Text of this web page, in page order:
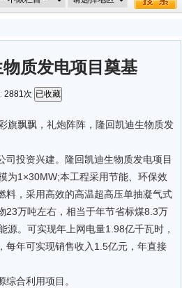
质发电项目奠基
2881次 已收藏
旗飘飘，礼炮阵阵，隆回凯迪生物质发
投资兴建。隆回凯迪生物质发电项目
为1×30MW;本工程采用节能、环保效
料，采用高效的高温超高压单抽凝气式
23万吨左右，相当于年节省标煤8.3万
。可实现年上网电量1.98亿千瓦时，
每年可实现销售收入1.5亿元，年直接
合利用项目。